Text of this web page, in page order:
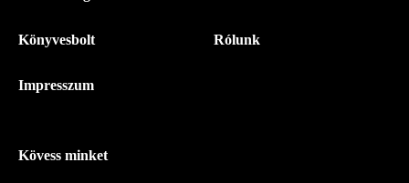
Magyar
-
Könyvesbolt
Impresszum
Rólunk
Kövess minket